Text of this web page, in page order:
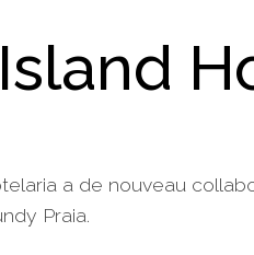
a de nouveau
Praia.